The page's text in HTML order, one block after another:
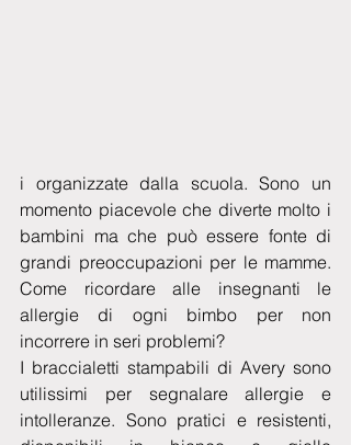
i organizzate dalla scuola. Sono un
momento piacevole che diverte molto i
bambini ma che può essere fonte di
grandi preoccupazioni per le mamme.
Come ricordare alle insegnanti le
allergie di ogni bimbo per non
incorrere in seri problemi?
I braccialetti stampabili di Avery sono
utilissimi per segnalare allergie e
intolleranze. Sono pratici e resistenti,